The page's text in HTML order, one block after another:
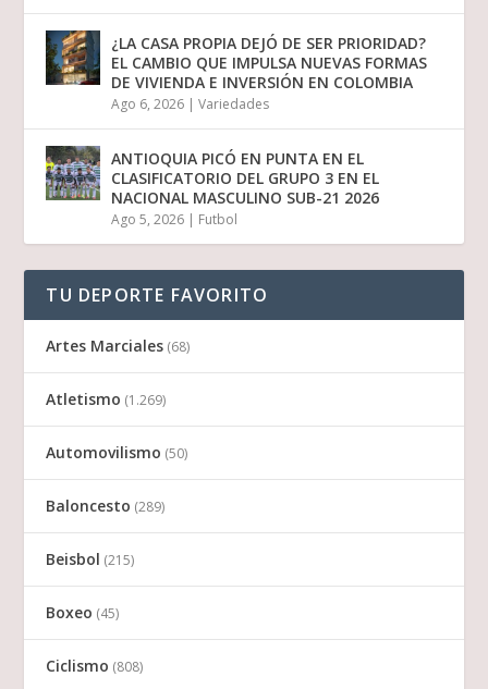
¿LA CASA PROPIA DEJÓ DE SER PRIORIDAD?
EL CAMBIO QUE IMPULSA NUEVAS FORMAS
DE VIVIENDA E INVERSIÓN EN COLOMBIA
Ago 6, 2026 |Variedades
ANTIOQUIA PICÓ EN PUNTA EN EL
CLASIFICATORIO DEL GRUPO 3 EN EL
NACIONAL MASCULINO SUB-21 2026
Ago 5, 2026 | Futbol
TU DEPORTE FAVORITO
Artes Marciales (68)
Atletismo (1.269)
Automovilismo (50)
Baloncesto (289)
Beisbol (215)
Boxeo (45)
Ciclismo (808)